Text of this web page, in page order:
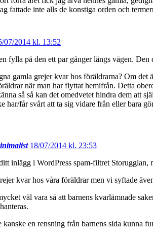
fattade inte alls de konstiga orden och
07/2014 kl. 13:52
fylla på den ett par gånger längs vägen.
gamla grejer kvar hos föräldrarna? Om
när man har flyttat hemifrån. Detta
så så kan det omedvetet hindra dem att
har/får svårt att ta sig vidare från eller bara
18/07/2014 kl. 23:53
inlägg i WordPress spam-filtret Storugglan,
kvar hos våra föräldrar men vi syftade
väl vara så att barnens kvarlämnade
en rensning från barnens sida kunna